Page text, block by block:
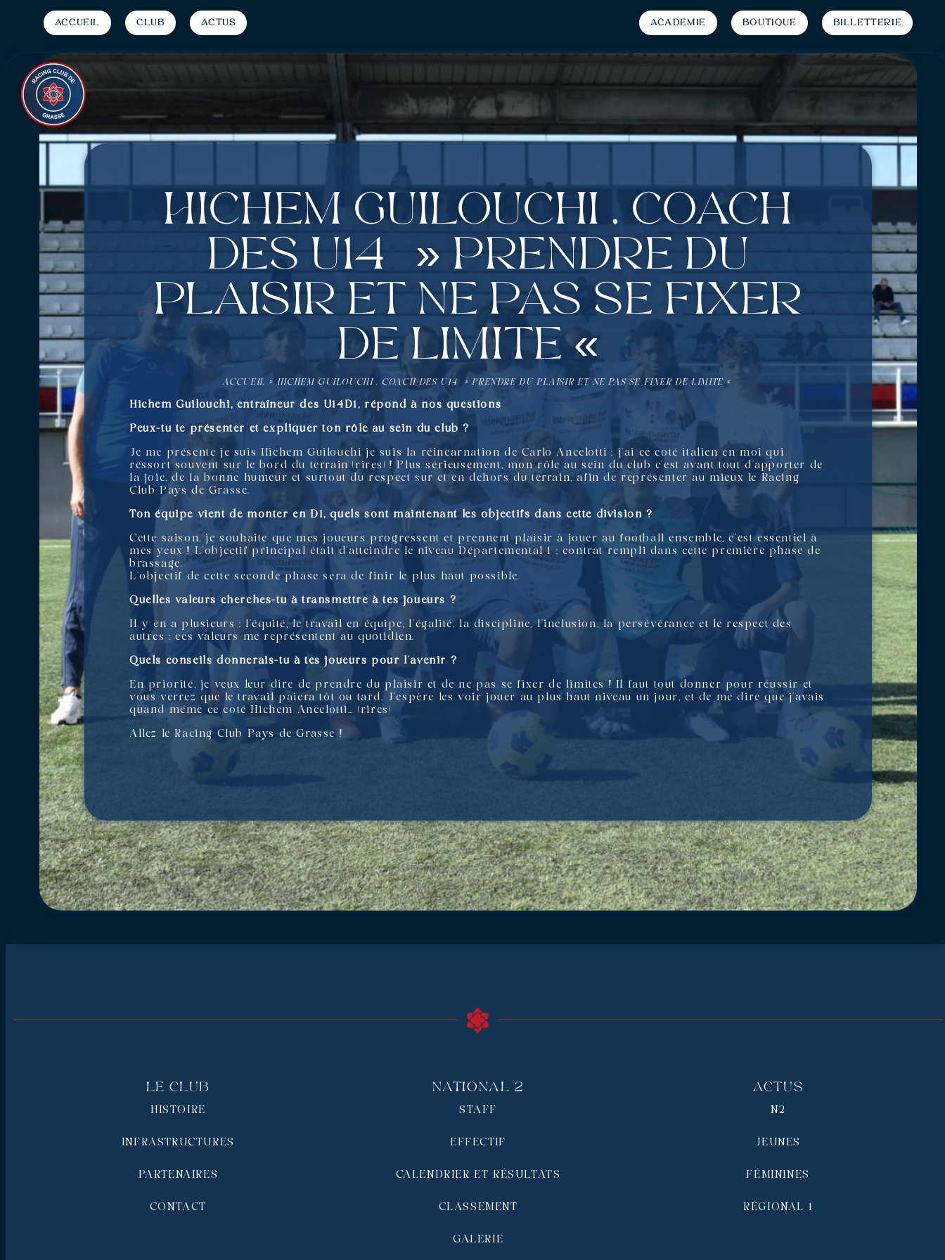
Accueil Club Actus Académie Boutique Billetterie
Hichem Guilouchi , coach
des U14 » Prendre du
plaisir et ne pas se fixer
de limite «
ACCUEIL » HICHEM GUILOUCHI , COACH DES U14 » PRENDRE DU PLAISIR ET NE PAS SE FIXER DE LIMITE «
Hichem Guilouchi, entraîneur des U14D1, répond à nos questions
Peux-tu te présenter et expliquer ton rôle au sein du club ?
Je me présente je suis Hichem Guilouchi je suis la réincarnation de Carlo Ancelotti : j’ai ce coté italien en moi qui
ressort souvent sur le bord du terrain (rires) ! Plus sérieusement, mon rôle au sein du club c’est avant tout d’apporter de
la joie, de la bonne humeur et surtout du respect sur et en dehors du terrain, afin de représenter au mieux le Racing
Club Pays de Grasse.
Ton équipe vient de monter en D1, quels sont maintenant les objectifs dans cette division ?
Cette saison, je souhaite que mes joueurs progressent et prennent plaisir à jouer au football ensemble, c’est essentiel à
mes yeux ! L’objectif principal était d’atteindre le niveau Départemental 1 : contrat rempli dans cette première phase de
brassage.
L’objectif de cette seconde phase sera de finir le plus haut possible.
Quelles valeurs cherches-tu à transmettre à tes joueurs ?
Il y en a plusieurs : l’équité, le travail en équipe, l’égalité, la discipline, l’inclusion, la persévérance et le respect des
autres : ces valeurs me représentent au quotidien.
Quels conseils donnerais-tu à tes joueurs pour l’avenir ?
En priorité, je veux leur dire de prendre du plaisir et de ne pas se fixer de limites ! Il faut tout donner pour réussir et
vous verrez que le travail paiera tôt ou tard. J’espère les voir jouer au plus haut niveau un jour, et de me dire que j’avais
quand même ce coté Hichem Ancelotti… (rires)
Allez le Racing Club Pays de Grasse !
Le Club
HISTOIRE
INFRASTRUCTURES
PARTENAIRES
CONTACT
National 2
STAFF
EFFECTIF
CALENDRIER ET RÉSULTATS
CLASSEMENT
GALERIE
Actus
N2
JEUNES
FÉMININES
RÉGIONAL 1